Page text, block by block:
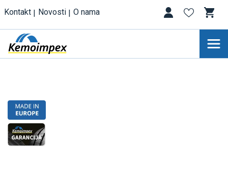
Kontakt Novosti O nama